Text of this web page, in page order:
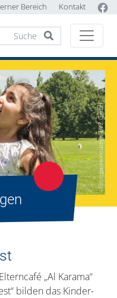
Bereich Kontakt
Foto: gemeinnützige BVZ GmbH
„Al Karama“
bilden das Kinder-